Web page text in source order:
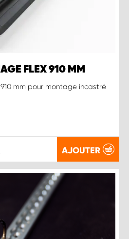
FLEX 910 MM
mm pour montage incastré
AJOUTER